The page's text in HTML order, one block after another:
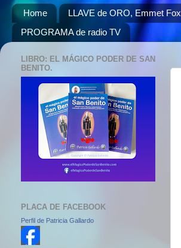
Home LLAVE de ORO, Emmet Fox
PROGRAMA de radio TV
LIBRO: EL MÁGICO PODER DE SAN
BENITO.
PLACA DE FACEBOOK
Perfil de Patricia Gallardo